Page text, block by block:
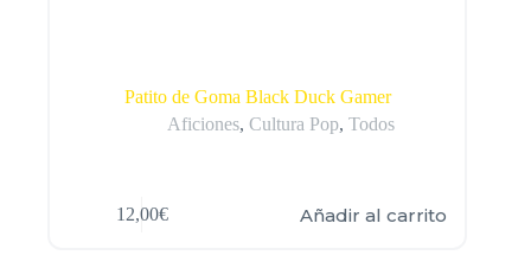
Patito de Goma Black Duck Gamer
Aficiones,Cultura Pop,Todos
12,00€ Añadir al carrito